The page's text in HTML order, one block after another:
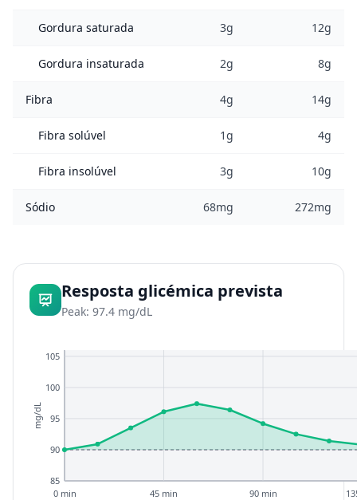
Gordura saturada 3g 12g
Gordura insaturada 2g 8g
Fibra 4g 14g
Fibra solúvel 1g 4g
Fibra insolúvel 3g 10g
Sódio 68mg 272mg
Resposta glicémica prevista
Peak: 97.4 mg/dL
85
90
95
100
105
0 min 45 min 90 min
mg/dL